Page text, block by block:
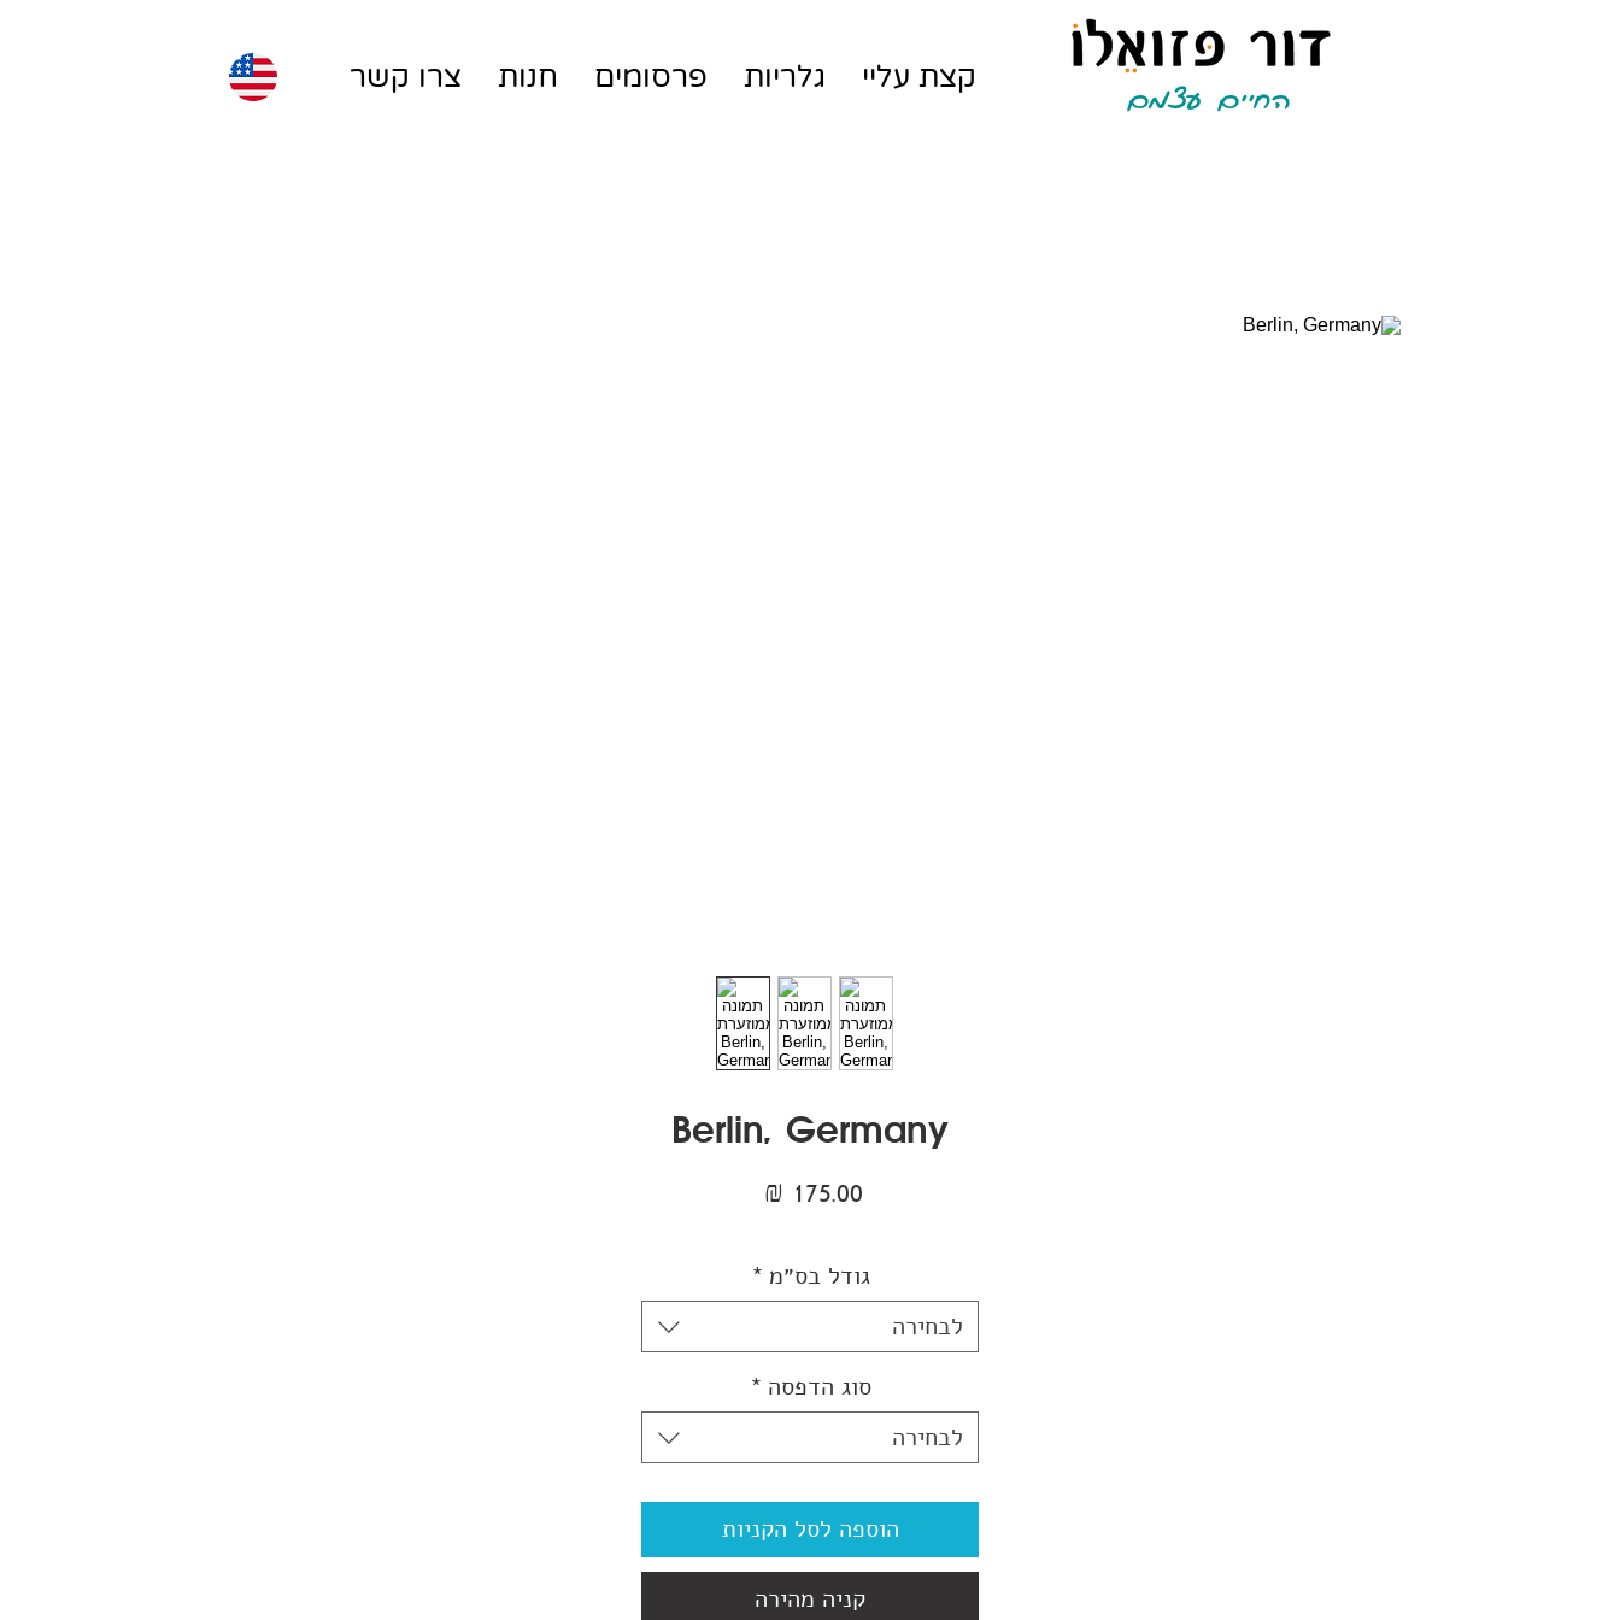
קצת עליי גלריות פרסומים חנות צרו קשר
החיים עצמם
Berlin, Germany
גודל בס״מ *
לבחירה
סוג הדפסה *
לבחירה
הוספה לסל הקניות
קניה מהירה